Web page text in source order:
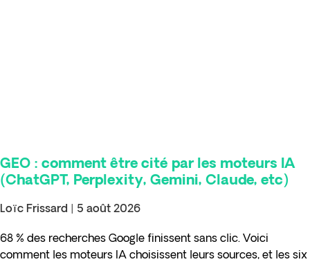
GEO : comment être cité par les moteurs IA
(ChatGPT, Perplexity, Gemini, Claude, etc)
Loïc Frissard 5 août 2026
68 % des recherches Google finissent sans clic. Voici
comment les moteurs IA choisissent leurs sources, et les six